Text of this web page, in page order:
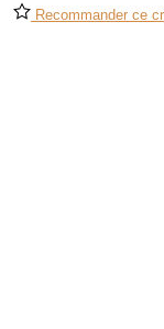
Recommander ce